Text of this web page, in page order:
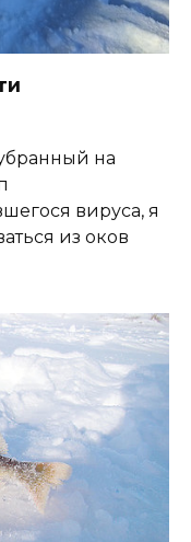
на
вируса, я
из оков